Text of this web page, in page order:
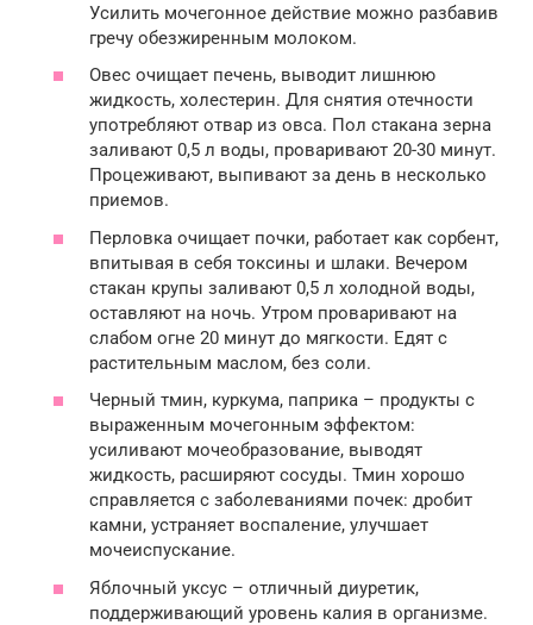
Усилить мочегонное действие можно разбавив
гречу обезжиренным молоком.
Овес очищает печень, выводит лишнюю
жидкость, холестерин. Для снятия отечности
употребляют отвар из овса. Пол стакана зерна
заливают 0,5 л воды, проваривают 20-30 минут.
Процеживают, выпивают за день в несколько
приемов.
Перловка очищает почки, работает как сорбент,
впитывая в себя токсины и шлаки. Вечером
стакан крупы заливают 0,5 л холодной воды,
оставляют на ночь. Утром проваривают на
слабом огне 20 минут до мягкости. Едят с
растительным маслом, без соли.
Черный тмин, куркума, паприка – продукты с
выраженным мочегонным эффектом:
усиливают мочеобразование, выводят
жидкость, расширяют сосуды. Тмин хорошо
справляется с заболеваниями почек: дробит
камни, устраняет воспаление, улучшает
мочеиспускание.
Яблочный уксус – отличный диуретик,
поддерживающий уровень калия в организме.